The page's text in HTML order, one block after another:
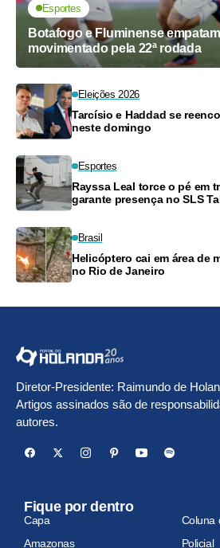
Esportes
Botafogo e Fluminense
movimentado pela 22ª rodada
Eleições 2026
Tarcísio e Haddad se
neste domingo
Esportes
Rayssa Leal torce o pé em
garante presença no SLS
Brasil
Helicóptero cai em área de
no Rio de Janeiro
Diretor-Presidente: Raimundo de
Artigos assinados são de
autores.
Fique por dentro
Capa
Coluna
Amazonas
Policial